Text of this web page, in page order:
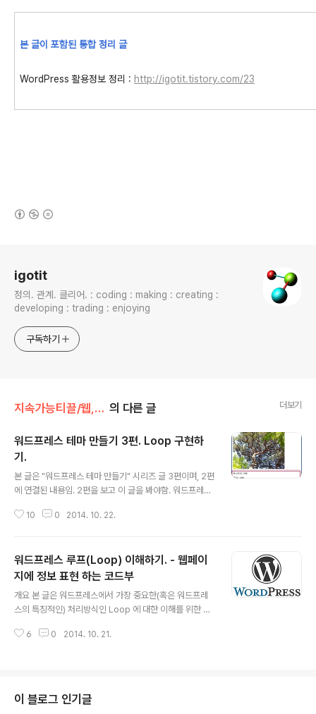
본 글이 포함된 통합 정리 글
WordPress 활용정보 정리 : http://igotit.tistory.com/23
igotit
정의. 관계. 클리어. : coding : making : creating :
developing : trading : enjoying
구독하기
지속가능티끌/웹,워드프레스 의 다른 글 더보기
워드프레스 테마 만들기 3편. Loop 구현하
기.
본 글은 "워드프레스 테마 만들기" 시리즈 글 3편이며, 2편
에 연결된 내용임. 2편을 보고 이 글을 봐야함. 워드프레스
tp://igotit.tistory.com/122 개요. 본 글에서는 테마(이
2편 글 (http://igotit.tistory.com/122 ) 이후부터의 코
드 수정사항이 적용되므로 2편을 숙지한 상태에서 본 글을
봐야 함. 본 글에서 다루는 내용은 Loop에 대한 기본 이해
를 바탕으로 하므로, 아래 Loop 에 대한 기본 이해사항 숙
지하고 있어야 함. 워드프레스 루프(Loop) 이해하기...
10 0 2014. 10. 22.
워드프레스 루프(Loop) 이해하기. - 웹페이
지에 정보 표현 하는 코드부
개요 본 글은 워드프레스에서 가장 중요한(혹은 워드프레
스의 특징적인) 처리방식인 Loop 에 대한 이해를 위한 목
에서 제공하는 정보를 기반으로 한다. 1. The Loop in Ac
기능 1. 워드프레스의 Loop 은 템플릿 파일(index.php ,
single.php,... 같은 php파일들을 의미함)내에 구현되어
6 0 2014. 10. 21.
이 블로그 인기글